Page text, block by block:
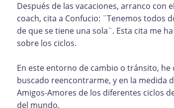
Después de las vacaciones, arranco con
coach, cita a Confucio: ¨Tenemos todos
de que se tiene una sola¨. Esta cita me
sobre los ciclos.
En este entorno de cambio o tránsito,
buscado reencontrarme, y en la medida
Amigos-Amores de los diferentes ciclos
del mundo.